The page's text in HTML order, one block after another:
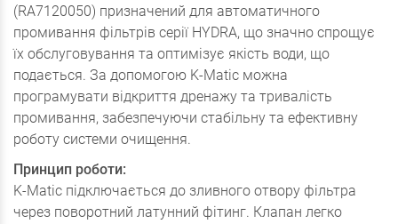
(RA7120050) призначений для автоматичного
промивання фільтрів серії HYDRA, що значно спрощує
їх обслуговування та оптимізує якість води, що
подається. За допомогою K-Matic можна
програмувати відкриття дренажу та тривалість
промивання, забезпечуючи стабільну та ефективну
роботу системи очищення.
Принцип роботи:
K-Matic підключається до зливного отвору фільтра
через поворотний латунний фітинг. Клапан легко